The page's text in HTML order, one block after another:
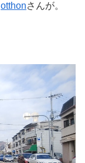
otthonさんが。